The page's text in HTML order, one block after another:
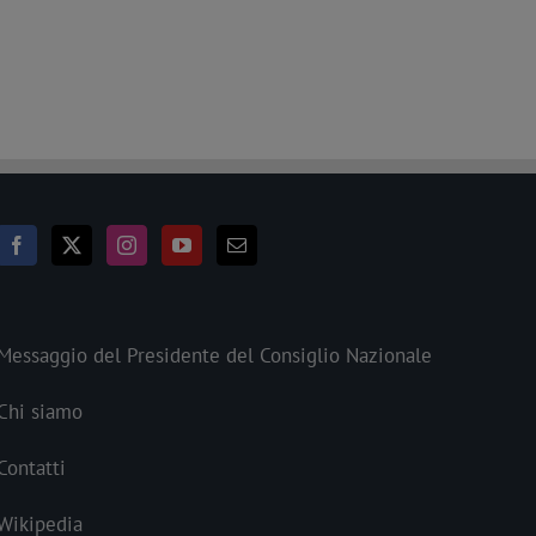
del Presidente del Consiglio Nazionale
siamo